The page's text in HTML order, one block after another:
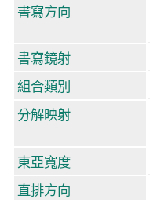
書寫方向
書寫鏡射
組合類別
分解映射
東亞寬度
直排方向